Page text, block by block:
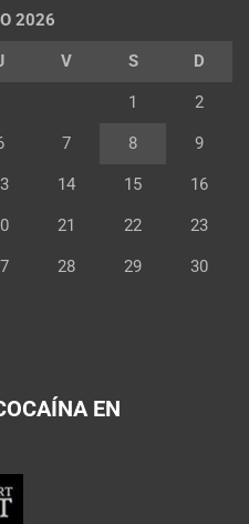
2026
V S D
1 2
7 8 9
14 15 16
21 22 23
28 29 30
EN